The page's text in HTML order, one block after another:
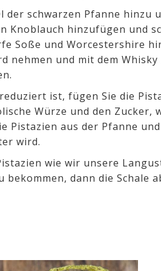
der schwarzen Pfanne hinzu
Knoblauch hinzufügen und
Soße und Worcestershire
nehmen und mit dem
ist, fügen Sie die
Würze und den Zucker,
Pistazien aus der Pfanne
wird.
wie wir unsere
bekommen, dann die Schale